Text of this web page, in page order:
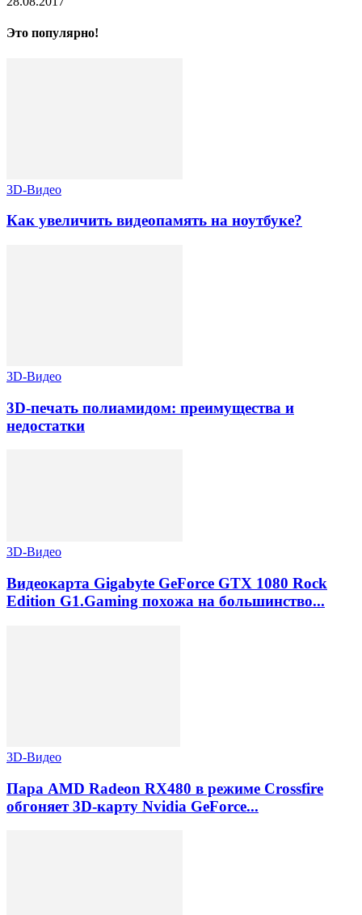
Это популярно!
3D-Видео
Как увеличить видеопамять на ноутбуке?
3D-Видео
3D-печать полиамидом: преимущества и
недостатки
3D-Видео
Видеокарта Gigabyte GeForce GTX 1080 Rock
Edition G1.Gaming похожа на большинство...
3D-Видео
Пара AMD Radeon RX480 в режиме Crossfire
обгоняет 3D-карту Nvidia GeForce...